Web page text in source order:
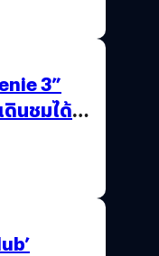
3”
ดินชมได้